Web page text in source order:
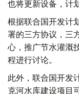
也将更新设备，计
根据联合国开发计
署的三方协议，三
心，推广节水灌溉
程进行讨论。
此外，联合国开发
克河水库建设项目